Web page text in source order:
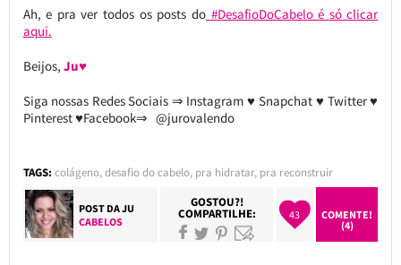
Ah, e pra ver todos os posts do#DesafioDoCabelo é só clicar
aqui.
Beijos, Ju♥
Siga nossas Redes Sociais ⇒ Instagram ♥ Snapchat ♥ Twitter ♥
Pinterest ♥Facebook⇒ @jurovalendo
TAGS: colágeno,desafio do cabelo, pra hidratar, pra reconstruir
POST DAJU
CABELOS
GOSTOU?!
COMPARTILHE: 43
COMENTE!
(4)